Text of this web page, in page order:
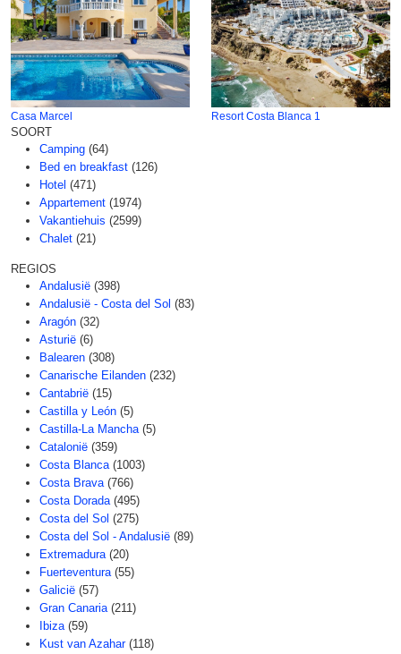
Casa Marcel Resort Costa Blanca 1
SOORT
Camping (64)
Bed en breakfast (126)
Hotel (471)
Appartement (1974)
Vakantiehuis (2599)
Chalet (21)
REGIOS
Andalusië (398)
Andalusië - Costa del Sol (83)
Aragón (32)
Asturië (6)
Balearen (308)
Canarische Eilanden (232)
Cantabrië (15)
Castilla y León (5)
Castilla-La Mancha (5)
Catalonië (359)
Costa Blanca (1003)
Costa Brava (766)
Costa Dorada (495)
Costa del Sol (275)
Costa del Sol - Andalusië (89)
Extremadura (20)
Fuerteventura (55)
Galicië (57)
Gran Canaria (211)
Ibiza (59)
Kust van Azahar (118)